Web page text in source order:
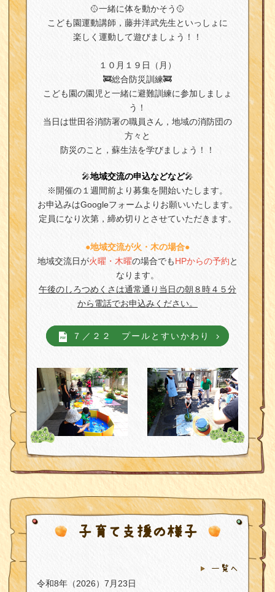
🥎一緒に体を動かそう🥎
こども園運動講師，藤井洋武先生といっしょに
楽しく運動して遊びましょう！！
１０月１９日（月）
🚒総合防災訓練🚒
こども園の園児と一緒に避難訓練に参加しましょ
う！
当日は世田谷消防署の職員さん，地域の消防団の
方々と
防災のこと，蘇生法を学びましょう！！​​​​​​
🎤地域交流の申込などなど🎤
※開催の１週間前より募集を開始いたします。
お申込みはGoogleフォームよりお願いいたします。
定員になり次第，締め切りとさせていただきます。
●地域交流が火・木の場合●
地域交流日が火曜・木曜の場合でもHPからの予約と
なります。
午後のしろつめくさは通常通り当日の朝８時４５分
から電話でお申込みください。
７／２２ プールとすいかわり
子育て支援の様子
一覧へ
令和8年（2026）7月23日